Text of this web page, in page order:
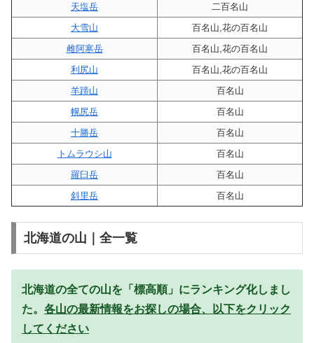
天塩岳
二百名山
大雪山
百名山,花の百名山
雌阿寒岳
百名山,花の百名山
利尻山
百名山,花の百名山
羊蹄山
百名山
幌尻岳
百名山
十勝岳
百名山
トムラウシ山
百名山
羅臼岳
百名山
斜里岳
百名山
北海道の山｜全一覧
北海道の全ての山を「標高順」にランキング化しまし
た。 各山の最新情報をお探しの場合、以下をクリック
してください